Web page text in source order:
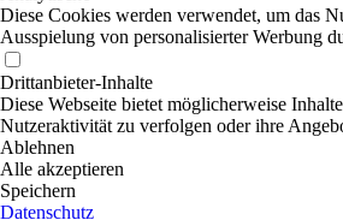
Diese Cookies werden verwendet, um das
Ausspielung von personalisierter Werbung
Drittanbieter-Inhalte
Diese Webseite bietet möglicherweise
Nutzeraktivität zu verfolgen oder ihre
Ablehnen
Alle akzeptieren
Speichern
Datenschutz